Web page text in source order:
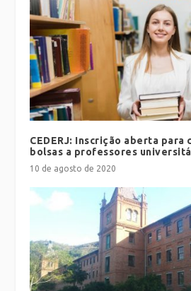
CEDERJ: Inscrição aberta para
bolsas a professores
10 de agosto de 2020